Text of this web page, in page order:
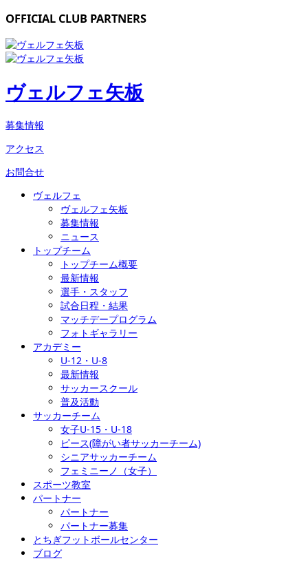
OFFICIAL CLUB PARTNERS
ヴェルフェ矢板
募集情報
アクセス
お問合せ
ヴェルフェ
ヴェルフェ矢板
募集情報
ニュース
トップチーム
トップチーム概要
最新情報
選手・スタッフ
試合日程・結果
マッチデープログラム
フォトギャラリー
アカデミー
U-12・U-8
最新情報
サッカースクール
普及活動
サッカーチーム
女子U-15・U-18
ピース(障がい者サッカーチーム)
シニアサッカーチーム
フェミニーノ（女子）
スポーツ教室
パートナー
パートナー
パートナー募集
とちぎフットボールセンター
ブログ